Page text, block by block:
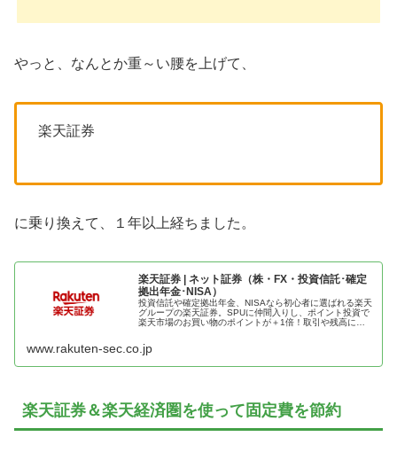
やっと、なんとか重～い腰を上げて、
楽天証券
に乗り換えて、１年以上経ちました。
楽天証券 | ネット証券（株・FX・投資信託･確定
拠出年金･NISA）
投資信託や確定拠出年金、NISAなら初心者に選ばれる楽天
グループの楽天証券。SPUに仲間入りし、ポイント投資で
楽天市場のお買い物のポイントが＋1倍！取引や残高に応
産形成を始めよう！
www.rakuten-sec.co.jp
楽天証券＆楽天経済圏を使って固定費を節約